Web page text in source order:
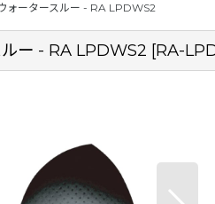
ォータースルー - RA LPDWS2
ルー - RA LPDWS2 [RA-